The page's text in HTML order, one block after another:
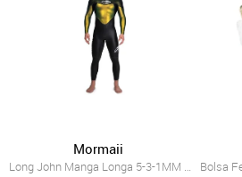
Mormaii
Long John Manga Longa 5-3-1MM Masculino ...